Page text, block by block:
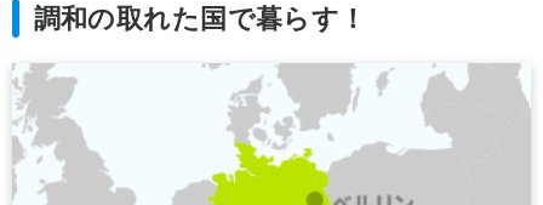
調和の取れた国で暮らす！